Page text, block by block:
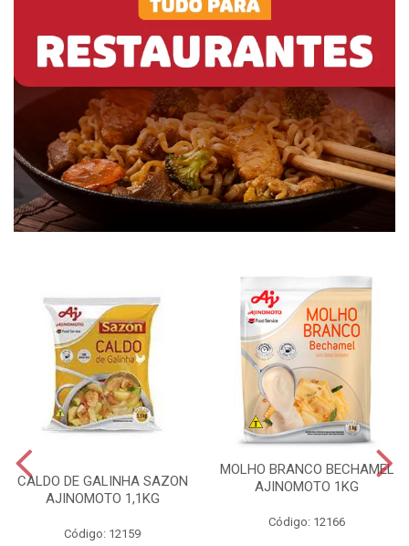
CALDO DE GALINHA SAZON
AJINOMOTO 1,1KG
Código: 12159
MOLHO BRANCO BECHAMEL
AJINOMOTO 1KG
Código: 12166